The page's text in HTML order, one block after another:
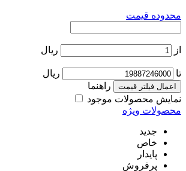
محدوده قیمت
از ریال
تا ریال
اعمال فیلتر قیمت
راهنما
نمایش محصولات موجود
محصولات ویژه
جدید
خاص
پایدار
پرفروش